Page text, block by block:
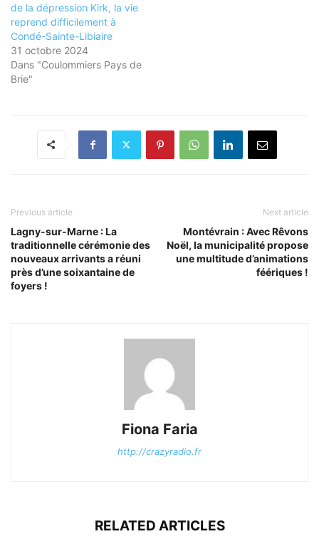
de la dépression Kirk, la vie
reprend difficilement à
Condé-Sainte-Libiaire
31 octobre 2024
Dans "Coulommiers Pays de
Brie"
Previous article
Lagny-sur-Marne : La
traditionnelle cérémonie des
nouveaux arrivants a réuni
près d’une soixantaine de
foyers !
Next article
Montévrain : Avec Rêvons
Noël, la municipalité propose
une multitude d’animations
féériques !
Fiona Faria
http://crazyradio.fr
RELATED ARTICLES